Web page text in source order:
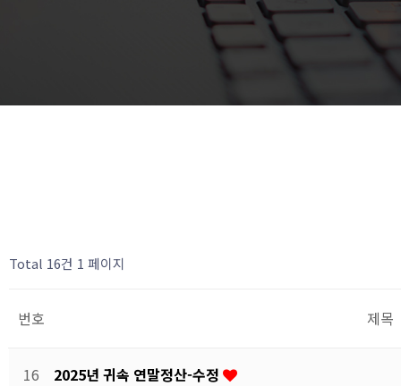
Total 16건 1 페이지
번호 제목
16 2025년 귀속 연말정산-수정